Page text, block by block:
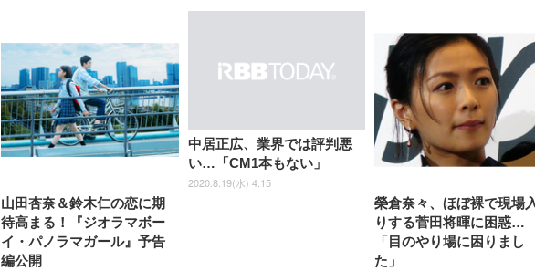
山田杏奈＆鈴木仁の恋に期
待高まる！『ジオラマボー
イ・パノラマガール』予告
編公開
中居正広、業界では評判悪
い…「CM1本もない」
2020.8.19(水) 4:15
榮倉奈々、ほぼ裸で現場
りする菅田将暉に困惑…
「目のやり場に困りまし
た」